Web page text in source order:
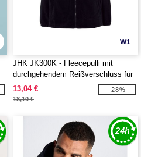
W1
JHK JK300K - Fleecepulli mit
durchgehendem Reißverschluss für
Kinder
13,04 €
18,10 €
-28%